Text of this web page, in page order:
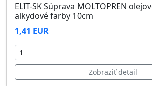
ELIT-SK Súprava MOLTOPREN
alkydové farby 10cm
1,41 EUR
Zobraziť detail